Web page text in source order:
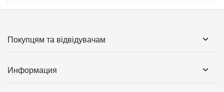
Покупцям та відвідувачам
Информация